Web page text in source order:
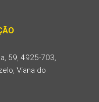
59, 4925-703,
Viana do